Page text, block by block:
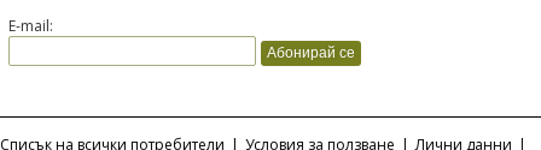
E-mail:
Списък на всички потребители | Условия за ползване | Лични данни |